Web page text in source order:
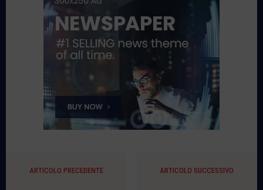
ARTICOLO PRECEDENTE ARTICOLO SUCCESSIVO